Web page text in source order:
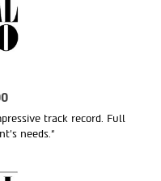
track record. Full
needs.“